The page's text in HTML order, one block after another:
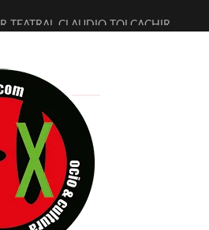
TEATRAL CLAUDIO TOLCACHIR
3.0] EN EXVITA
[RELATIVA SENCILLEZ]
A SERRAT
PERSECUTORIA] EN EXVITA